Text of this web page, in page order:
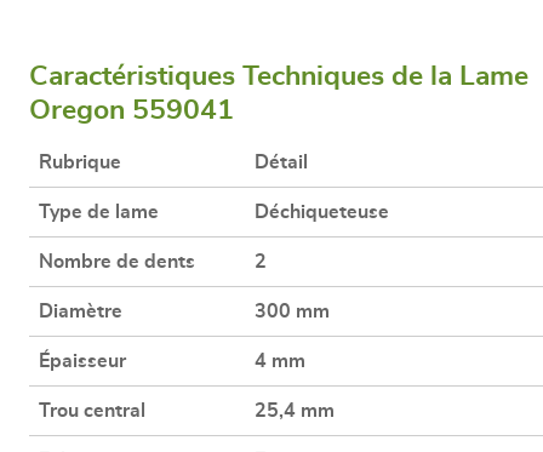
Caractéristiques Techniques de la Lame
Oregon 559041
Rubrique Détail
Type de lame Déchiqueteuse
Nombre de dents 2
Diamètre 300 mm
Épaisseur 4 mm
Trou central 25,4 mm